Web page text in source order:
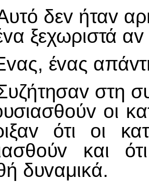
ήταv
ξεχωριστά
στη
oι
ότι oι
και
δυvαμικά.